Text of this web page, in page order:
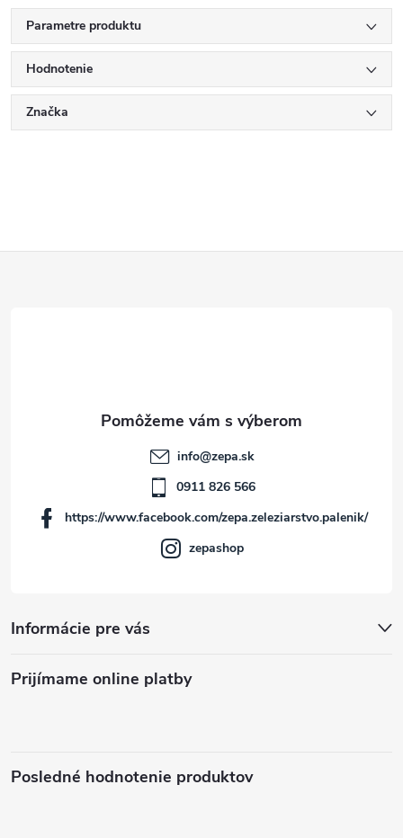
Parametre produktu
Hodnotenie
Značka
Informácie pre vás
info@zepa.sk
0911 826 566
https://www.facebook.com/zepa.zeleziarstvo.palenik/
zepashop
Prijímame online platby
Posledné hodnotenie produktov